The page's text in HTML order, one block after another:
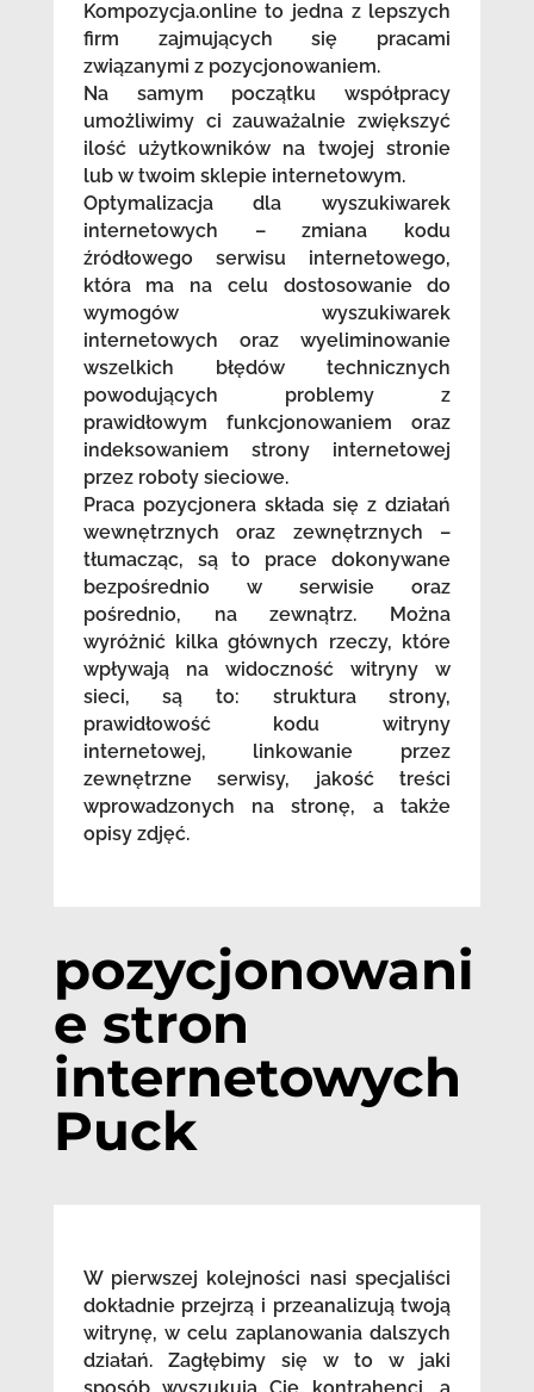
Kompozycja.online to jedna z lepszych
firm zajmujących się pracami
związanymi z pozycjonowaniem.
Na samym początku współpracy
umożliwimy ci zauważalnie zwiększyć
ilość użytkowników na twojej stronie
lub w twoim sklepie internetowym.
Optymalizacja dla wyszukiwarek
internetowych – zmiana kodu
źródłowego serwisu internetowego,
która ma na celu dostosowanie do
wymogów wyszukiwarek
internetowych oraz wyeliminowanie
wszelkich błędów technicznych
powodujących problemy z
prawidłowym funkcjonowaniem oraz
indeksowaniem strony internetowej
przez roboty sieciowe.
Praca pozycjonera składa się z działań
wewnętrznych oraz zewnętrznych –
tłumacząc, są to prace dokonywane
bezpośrednio w serwisie oraz
pośrednio, na zewnątrz. Można
wyróżnić kilka głównych rzeczy, które
wpływają na widoczność witryny w
sieci, są to: struktura strony,
prawidłowość kodu witryny
internetowej, linkowanie przez
zewnętrzne serwisy, jakość treści
wprowadzonych na stronę, a także
opisy zdjęć.
pozycjonowani
e stron
internetowych
Puck
W pierwszej kolejności nasi specjaliści
dokładnie przejrzą i przeanalizują twoją
witrynę, w celu zaplanowania dalszych
działań. Zagłębimy się w to w jaki